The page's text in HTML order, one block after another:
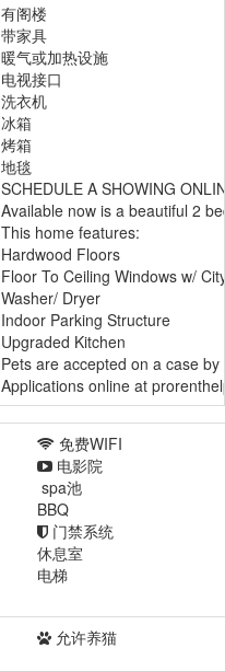
有阁楼
带家具
暖气或加热设施
电视接口
洗衣机
冰箱
烤箱
地毯
SCHEDULE A SHOWING
Available now is a beautiful 2
This home features:
Hardwood Floors
Floor To Ceiling Windows w/
Washer/ Dryer
Indoor Parking Structure
Upgraded Kitchen
Pets are accepted on a case by
Applications online at
免费WIFI
电影院
spa池
BBQ
门禁系统
休息室
电梯
允许养猫